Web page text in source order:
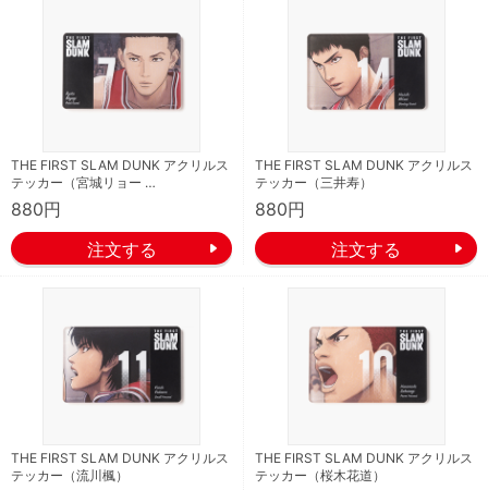
THE FIRST SLAM DUNK アクリルス
テッカー（宮城リョー …
880円
THE FIRST SLAM DUNK アクリルス
テッカー（三井寿）
880円
THE FIRST SLAM DUNK アクリルス
テッカー（流川楓）
THE FIRST SLAM DUNK アクリルス
テッカー（桜木花道）